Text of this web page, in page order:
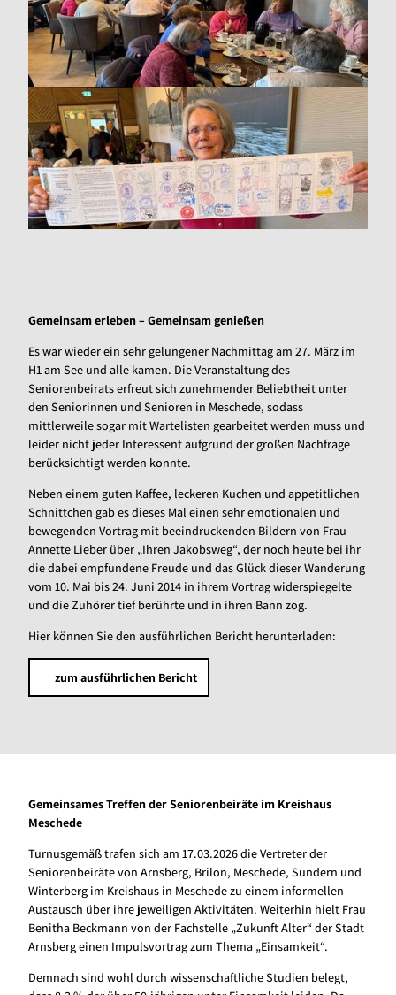
Gemeinsam erleben – Gemeinsam genießen
Es war wieder ein sehr gelungener Nachmittag am 27. März im
H1 am See und alle kamen. Die Veranstaltung des
Seniorenbeirats erfreut sich zunehmender Beliebtheit unter
den Seniorinnen und Senioren in Meschede, sodass
mittlerweile sogar mit Wartelisten gearbeitet werden muss und
leider nicht jeder Interessent aufgrund der großen Nachfrage
berücksichtigt werden konnte.
Neben einem guten Kaffee, leckeren Kuchen und appetitlichen
Schnittchen gab es dieses Mal einen sehr emotionalen und
bewegenden Vortrag mit beeindruckenden Bildern von Frau
Annette Lieber über „Ihren Jakobsweg“, der noch heute bei ihr
die dabei empfundene Freude und das Glück dieser Wanderung
vom 10. Mai bis 24. Juni 2014 in ihrem Vortrag widerspiegelte
und die Zuhörer tief berührte und in ihren Bann zog.
Hier können Sie den ausführlichen Bericht herunterladen:
zum ausführlichen Bericht
Gemeinsames Treffen der Seniorenbeiräte im Kreishaus
Meschede
Turnusgemäß trafen sich am 17.03.2026 die Vertreter der
Seniorenbeiräte von Arnsberg, Brilon, Meschede, Sundern und
Winterberg im Kreishaus in Meschede zu einem informellen
Austausch über ihre jeweiligen Aktivitäten. Weiterhin hielt Frau
Benitha Beckmann von der Fachstelle „Zukunft Alter“ der Stadt
Arnsberg einen Impulsvortrag zum Thema „Einsamkeit“.
Demnach sind wohl durch wissenschaftliche Studien belegt,